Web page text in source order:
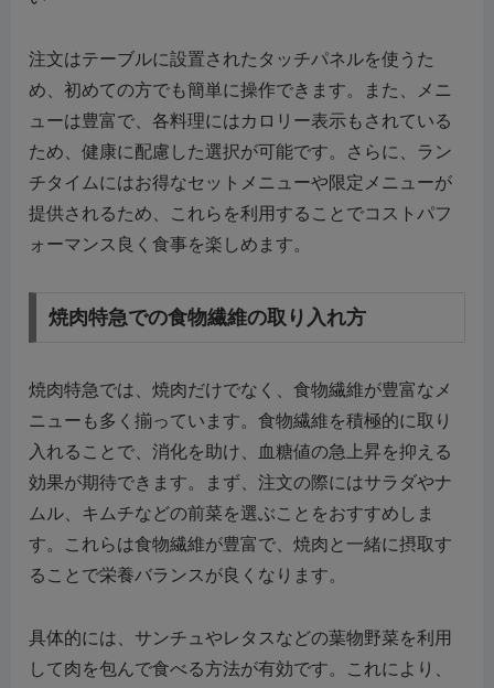
注文はテーブルに設置されたタッチパネルを使うた
め、初めての方でも簡単に操作できます。また、メニ
ューは豊富で、各料理にはカロリー表示もされている
ため、健康に配慮した選択が可能です。さらに、ラン
チタイムにはお得なセットメニューや限定メニューが
提供されるため、これらを利用することでコストパフ
ォーマンス良く食事を楽しめます。
焼肉特急での食物繊維の取り入れ方
焼肉特急では、焼肉だけでなく、食物繊維が豊富なメ
ニューも多く揃っています。食物繊維を積極的に取り
入れることで、消化を助け、血糖値の急上昇を抑える
効果が期待できます。まず、注文の際にはサラダやナ
ムル、キムチなどの前菜を選ぶことをおすすめしま
す。これらは食物繊維が豊富で、焼肉と一緒に摂取す
ることで栄養バランスが良くなります。
具体的には、サンチュやレタスなどの葉物野菜を利用
して肉を包んで食べる方法が有効です。これにより、